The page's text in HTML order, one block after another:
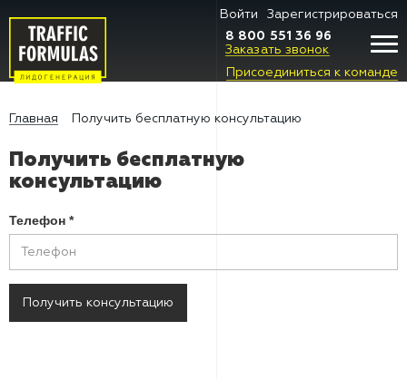
Присоединиться к команде
Войти
Зарегистрироваться
8 800 551 36 96
Заказать звонок
Главная Получить бесплатную консультацию
Получить бесплатную
консультацию
Телефон *